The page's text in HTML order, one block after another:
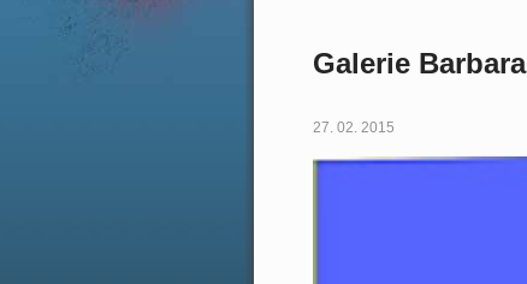
Galerie Barbara
27. 02. 2015